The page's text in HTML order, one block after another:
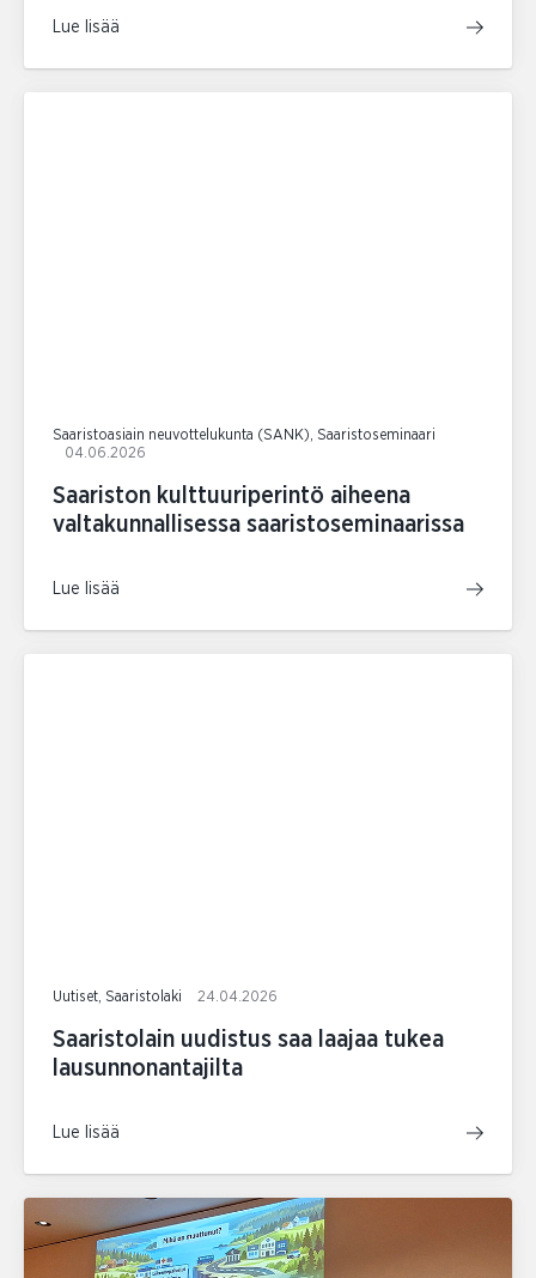
Lue lisää
Saaristoasiain neuvottelukunta (SANK), Saaristoseminaari
04.06.2026
Saariston kulttuuriperintö aiheena
valtakunnallisessa saaristoseminaarissa
Lue lisää
Uutiset, Saaristolaki 24.04.2026
Saaristolain uudistus saa laajaa tukea
lausunnonantajilta
Lue lisää